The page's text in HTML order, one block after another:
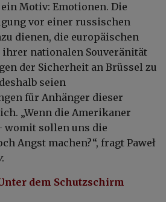
Motiv: Emotionen. Die
vor einer russischen
dienen, die europäischen
ihrer nationalen Souveränität
der Sicherheit an Brüssel zu
seien
für Anhänger dieser
„Wenn die Amerikaner
womit sollen uns die
Angst machen?“, fragt Paweł
.
dem Schutzschirm